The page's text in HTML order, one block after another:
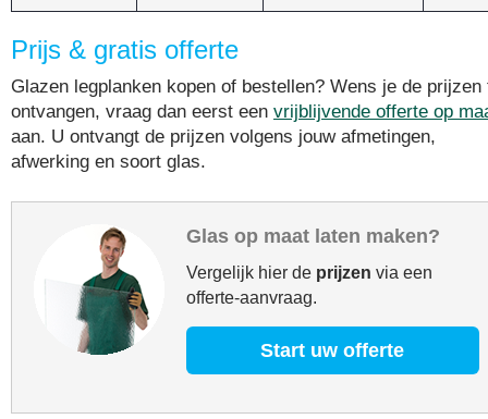
Prijs & gratis offerte
Glazen legplanken kopen of bestellen? Wens je de prijzen
ontvangen, vraag dan eerst een vrijblijvende offerte op
aan. U ontvangt de prijzen volgens jouw afmetingen,
afwerking en soort glas.
Glas op maat laten maken?
Vergelijk hier de prijzen via een
offerte-aanvraag.
Start uw offerte